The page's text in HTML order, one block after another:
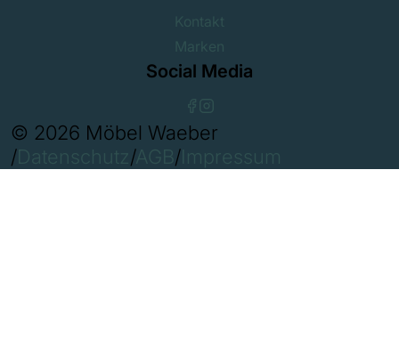
Kontakt
Marken
Social Media
© 2026 Möbel Waeber
/Datenschutz/AGB/Impressum